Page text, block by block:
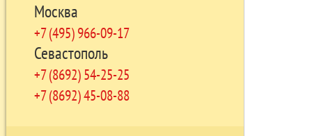
Москва
+7 (495) 966-09-17
Севастополь
+7 (8692) 54-25-25
+7 (8692) 45-08-88